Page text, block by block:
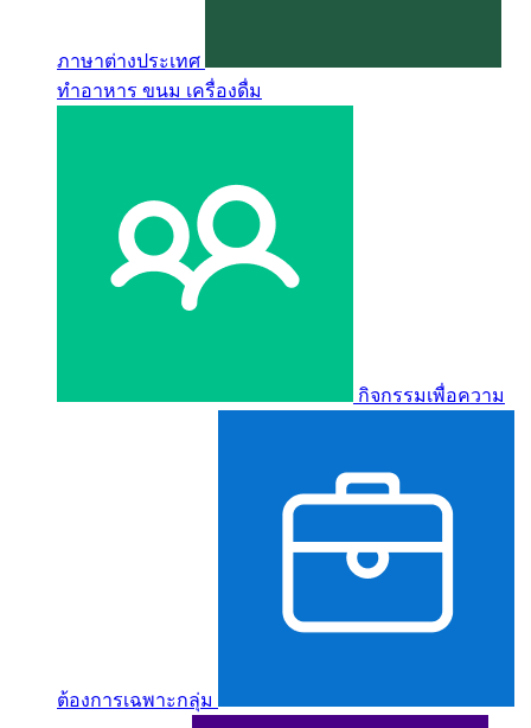
ภาษาต่างประเทศ
ทำอาหาร ขนม เครื่องดื่ม
กิจกรรมเพื่อความ
ต้องการเฉพาะกลุ่ม